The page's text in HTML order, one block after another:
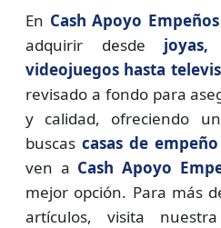
En Cash Apoyo
adquirir desde joyas,
videojuegos hasta
revisado a fondo para
y calidad, ofreciendo
buscas casas de empeño
ven a Cash Apoyo
mejor opción. Para más
artículos, visita